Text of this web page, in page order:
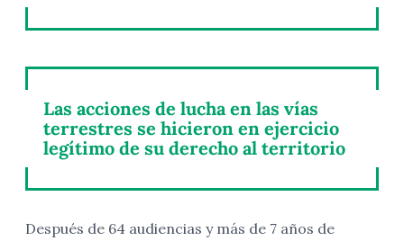
Las acciones de lucha en las vías
terrestres se hicieron en ejercicio
legítimo de su derecho al territorio
Después de 64 audiencias y más de 7 años de